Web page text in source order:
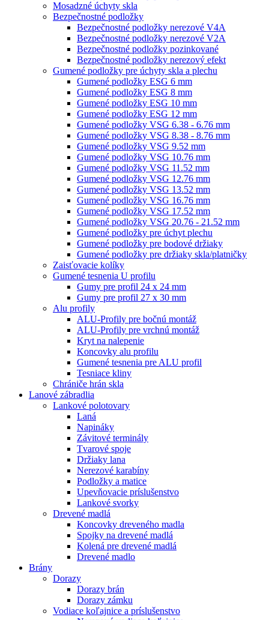
Mosadzné úchyty skla
Bezpečnostné podložky
Bezpečnostné podložky nerezové V4A
Bezpečnostné podložky nerezové V2A
Bezpečnostné podložky pozinkované
Bezpečnostné podložky nerezový efekt
Gumené podložky pre úchyty skla a plechu
Gumené podložky ESG 6 mm
Gumené podložky ESG 8 mm
Gumené podložky ESG 10 mm
Gumené podložky ESG 12 mm
Gumené podložky VSG 6.38 - 6.76 mm
Gumené podložky VSG 8.38 - 8.76 mm
Gumené podložky VSG 9.52 mm
Gumené podložky VSG 10.76 mm
Gumené podložky VSG 11.52 mm
Gumené podložky VSG 12.76 mm
Gumené podložky VSG 13.52 mm
Gumené podložky VSG 16.76 mm
Gumené podložky VSG 17.52 mm
Gumené podložky VSG 20.76 - 21.52 mm
Gumené podložky pre úchyt plechu
Gumené podložky pre bodové držiaky
Gumené podložky pre držiaky skla/platničky
Zaisťovacie kolíky
Gumené tesnenia U profilu
Gumy pre profil 24 x 24 mm
Gumy pre profil 27 x 30 mm
Alu profily
ALU-Profily pre bočnú montáž
ALU-Profily pre vrchnú montáž
Kryt na nalepenie
Koncovky alu profilu
Gumené tesnenia pre ALU profil
Tesniace kliny
Chrániče hrán skla
Lanové zábradlia
Lankové polotovary
Laná
Napináky
Závitové terminály
Tvarové spoje
Držiaky lana
Nerezové karabíny
Podložky a matice
Upevňovacie príslušenstvo
Lankové svorky
Drevené madlá
Koncovky dreveného madla
Spojky na drevené madlá
Kolená pre drevené madlá
Drevené madlo
Brány
Dorazy
Dorazy brán
Dorazy zámku
Vodiace koľajnice a príslušenstvo